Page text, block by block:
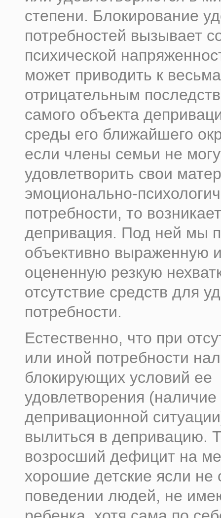
степени. Блокирование
потребностей вызывает
психической
может приводить к весьма
отрицательным
самого объекта
среды его ближайшего
если члены семьи не
удовлетворить свои
эмоционально-
потребности, то
депривация. Под ней мы
объективно выраженную
оцененную резкую
отсутствие средств для
потребности.
Естественно, что при
или иной потребности
блокирующих условий ее
удовлетворения (наличие
депривационной
вылиться в депривацию.
возросший дефицит на
хорошие детские ясли не
поведении людей, не